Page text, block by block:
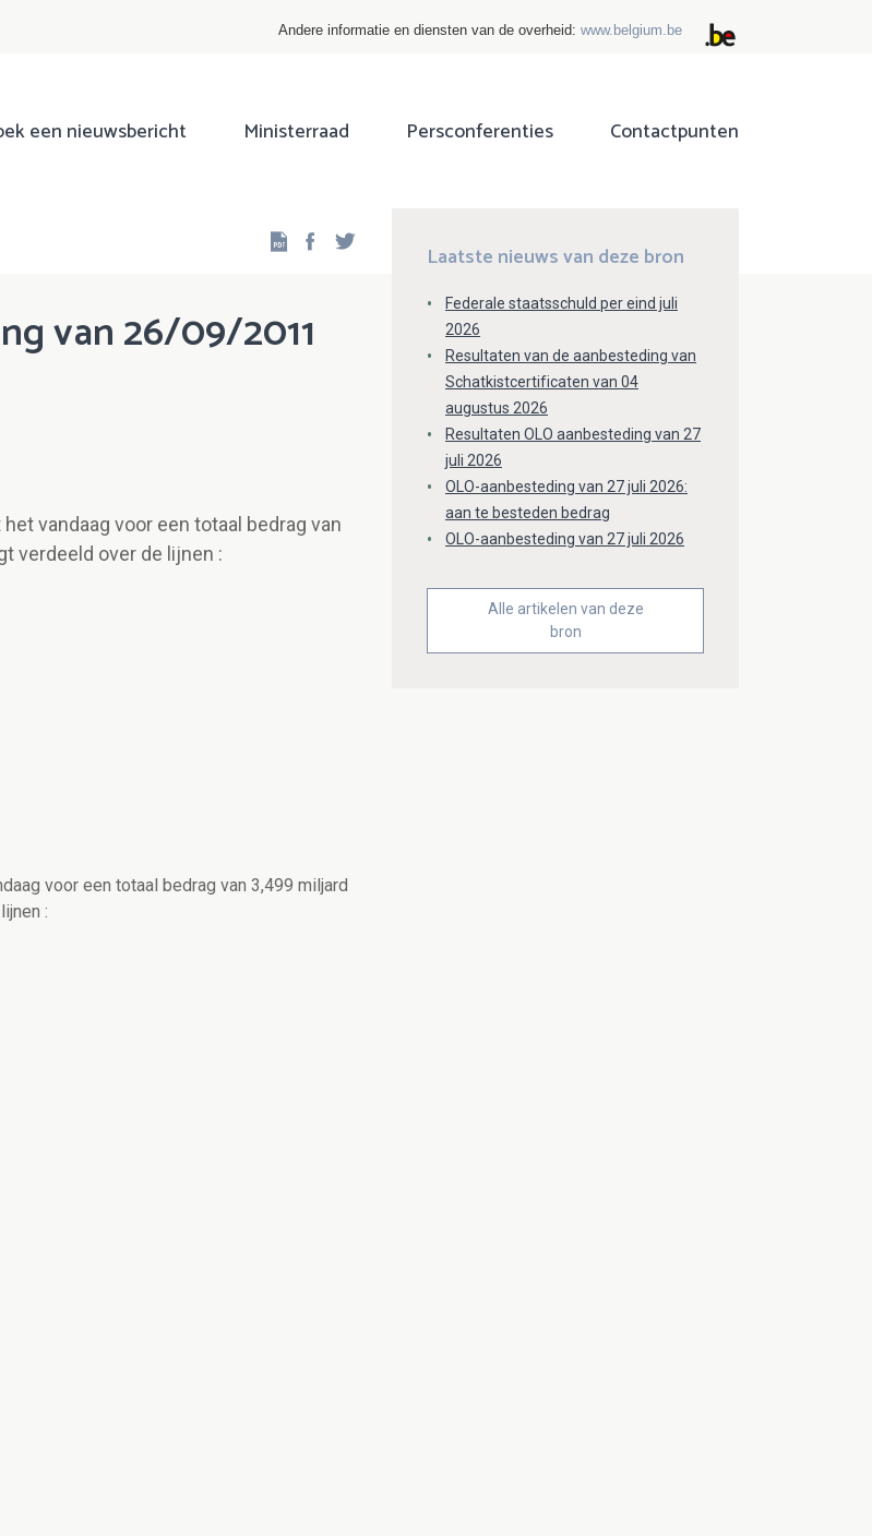
Andere informatie en diensten van de overheid: www.belgium.be
een nieuwsbericht Ministerraad Persconferenties Contactpunten
Facebook
van 26/09/2011
vandaag voor een totaal bedrag van
verdeeld over de lijnen :
voor een totaal bedrag van 3,499 miljard
:
Laatste nieuws van deze bron
Federale staatsschuld per eind juli
2026
Resultaten van de aanbesteding van
Schatkistcertificaten van 04
augustus 2026
Resultaten OLO aanbesteding van 27
juli 2026
OLO-aanbesteding van 27 juli 2026:
aan te besteden bedrag
OLO-aanbesteding van 27 juli 2026
Alle artikelen van deze
bron